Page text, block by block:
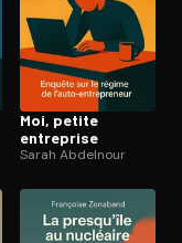
Moi, petite
entreprise
Sarah Abdelnour